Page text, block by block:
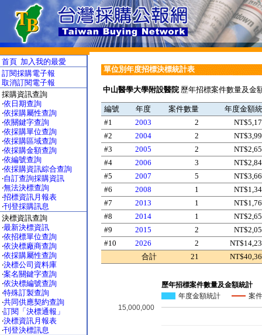
首頁 加入我的最愛
訂閱採購電子報
取消訂閱電子報
採購資訊查詢
‧依日期查詢
‧依採購屬性查詢
‧依關鍵字查詢
‧依採購單位查詢
‧依採購區域查詢
‧依採購金額查詢
‧依編號查詢
‧依採購資訊綜合查詢
‧自訂查詢採購資訊
‧無法決標查詢
‧招標資訊月報表
‧刊登採購訊息
決標資訊查詢
‧最新決標資訊
‧依招標單位查詢
‧依決標廠商查詢
‧依採購屬性查詢
‧決標公司資料庫
‧案名關鍵字查詢
‧依決標編號查詢
‧特殊訂製查詢
‧共同供應契約查詢
‧訂閱「決標通報」
‧決標資訊月報表
‧刊登決標訊息
單位別年度招標決標統計表
中山醫學大學附設醫院 歷年招標案件數量及金
編號 年度 案件數量
年度金額
#1
2003 2
#2
2004 2
#3
2005 2
#4
2006 3
#5
2007 5
#6
2008 1
#7
2013 1
#8
2014 1
#9
2015 2
#10
2026 2
合計
21
歷年招標案件數量及金額統計
年度金額統計
案
15,000,000